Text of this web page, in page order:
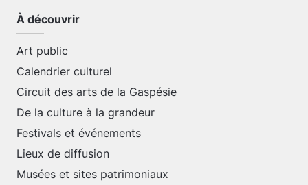
À découvrir
Art public
Calendrier culturel
Circuit des arts de la Gaspésie
De la culture à la grandeur
Festivals et événements
Lieux de diffusion
Musées et sites patrimoniaux